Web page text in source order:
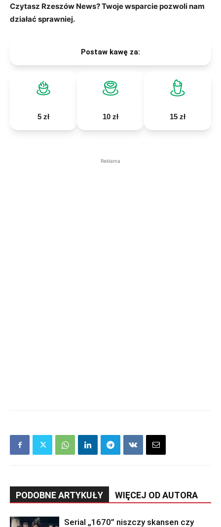
Czytasz Rzeszów News? Twoje wsparcie pozwoli nam
działać sprawniej.
Postaw kawę za:
5 zł 10 zł 15 zł
Reklama
PODOBNE ARTYKUŁY WIĘCEJ OD AUTORA
Serial „1670” niszczy skansen czy